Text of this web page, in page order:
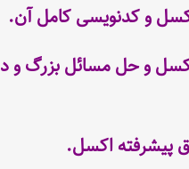
.
و حل مسائل بزرگ و
پیشرفته اکسل.